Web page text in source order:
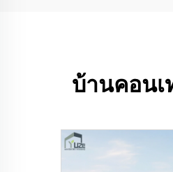
บ้านคอนเ